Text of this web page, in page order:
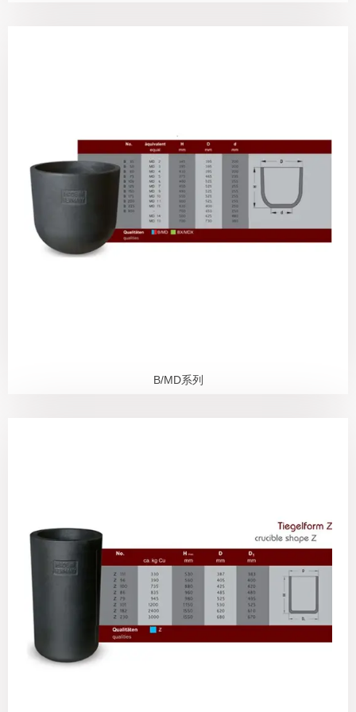
B/MD系列